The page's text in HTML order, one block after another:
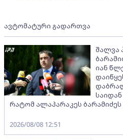
ავტომატური გადართვა
შალვა
იან
რატომ ალაპარაკეს
2026/08/08 12:51